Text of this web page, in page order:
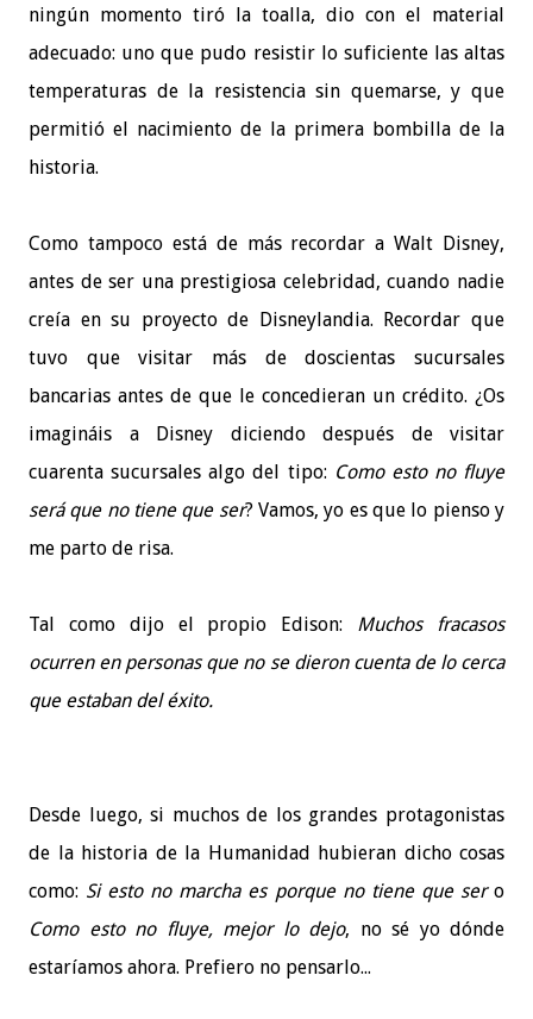
ningún momento tiró la toalla, dio con el material
adecuado: uno que pudo resistir lo suficiente las altas
temperaturas de la resistencia sin quemarse, y que
permitió el nacimiento de la primera bombilla de la
historia.
Como tampoco está de más recordar a Walt Disney,
antes de ser una prestigiosa celebridad, cuando nadie
creía en su proyecto de Disneylandia. Recordar que
tuvo que visitar más de doscientas sucursales
bancarias antes de que le concedieran un crédito. ¿Os
imagináis a Disney diciendo después de visitar
cuarenta sucursales algo del tipo: Como esto no fluye
será que no tiene que ser? Vamos, yo es que lo pienso y
me parto de risa.
Tal como dijo el propio Edison: Muchos fracasos
ocurren en personas que no se dieron cuenta de lo cerca
que estaban del éxito.
Desde luego, si muchos de los grandes protagonistas
de la historia de la Humanidad hubieran dicho cosas
como: Si esto no marcha es porque no tiene que sero
Como esto no fluye, mejor lo dejo, no sé yo dónde
estaríamos ahora. Prefiero no pensarlo...